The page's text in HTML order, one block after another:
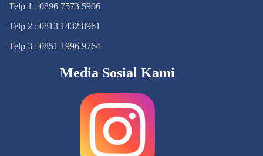
Telp 1 : 0896 7573 5906
Telp 2 : 0813 1432 8961
Telp 3 : 0851 1996 9764
Media Sosial Kami